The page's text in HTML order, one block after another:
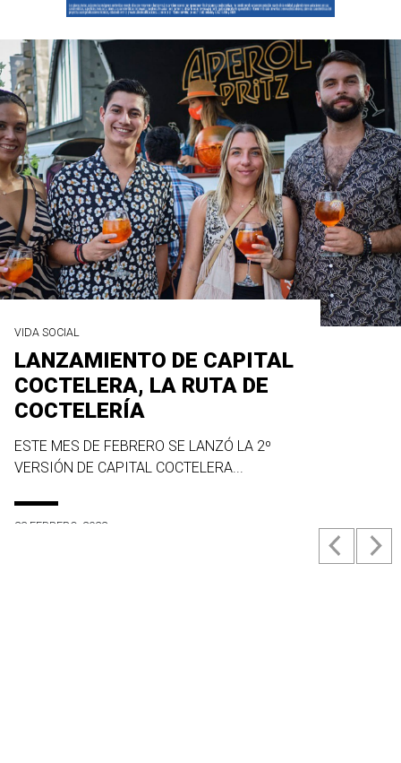
VIDA SOCIAL
LANZAMIENTO DE CAPITAL
COCTELERA, LA RUTA DE
COCTELERÍA
ESTE MES DE FEBRERO SE LANZÓ LA 2º
VERSIÓN DE CAPITAL COCTELERA...
23 FEBRERO, 2022